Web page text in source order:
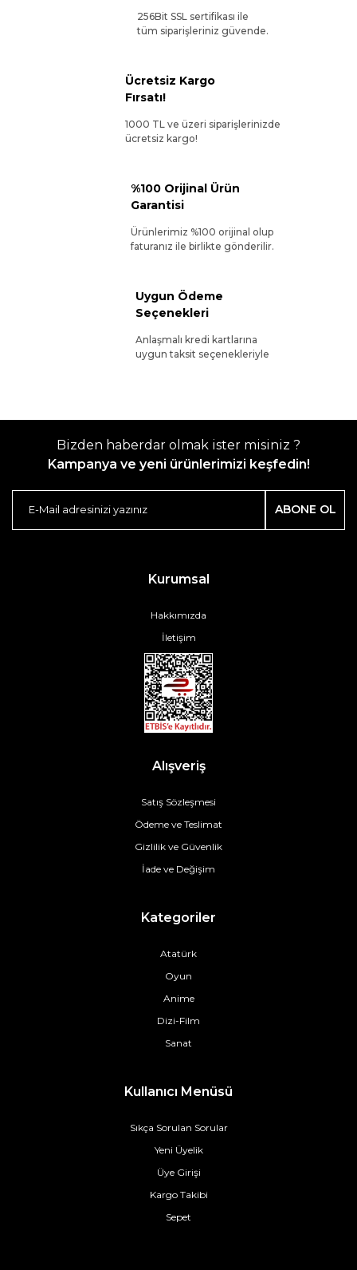
256Bit SSL sertifikası ile
tüm siparişleriniz güvende.
Ücretsiz Kargo
Fırsatı!
1000 TL ve üzeri siparişlerinizde
ücretsiz kargo!
%100 Orijinal Ürün
Garantisi
Ürünlerimiz %100 orijinal olup
faturanız ile birlikte gönderilir.
Uygun Ödeme
Seçenekleri
Anlaşmalı kredi kartlarına
uygun taksit seçenekleriyle
Bizden haberdar olmak ister misiniz ?
Kampanya ve yeni ürünlerimizi keşfedin!
ABONE OL
Kurumsal
Hakkımızda
İletişim
Alışveriş
Satış Sözleşmesi
Ödeme ve Teslimat
Gizlilik ve Güvenlik
İade ve Değişim
Kategoriler
Atatürk
Oyun
Anime
Dizi-Film
Sanat
Kullanıcı Menüsü
Sıkça Sorulan Sorular
Yeni Üyelik
Üye Girişi
Kargo Takibi
Sepet